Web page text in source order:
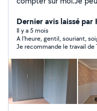
Dernier avis laissé par
Il y a 5 mois
A l'heure, gentil, souriant,
Je recommande le travail de